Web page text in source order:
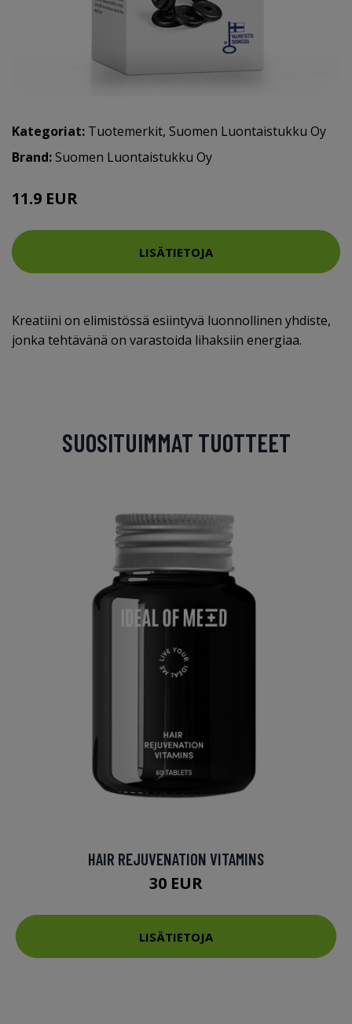
Kategoriat: Tuotemerkit, Suomen Luontaistukku Oy
Brand:Suomen Luontaistukku Oy
11.9 EUR
LISÄTIETOJA
Kreatiini on elimistössä esiintyvä luonnollinen yhdiste,
jonka tehtävänä on varastoida lihaksiin energiaa.
SUOSITUIMMAT TUOTTEET
HAIR REJUVENATION VITAMINS
30 EUR
LISÄTIETOJA